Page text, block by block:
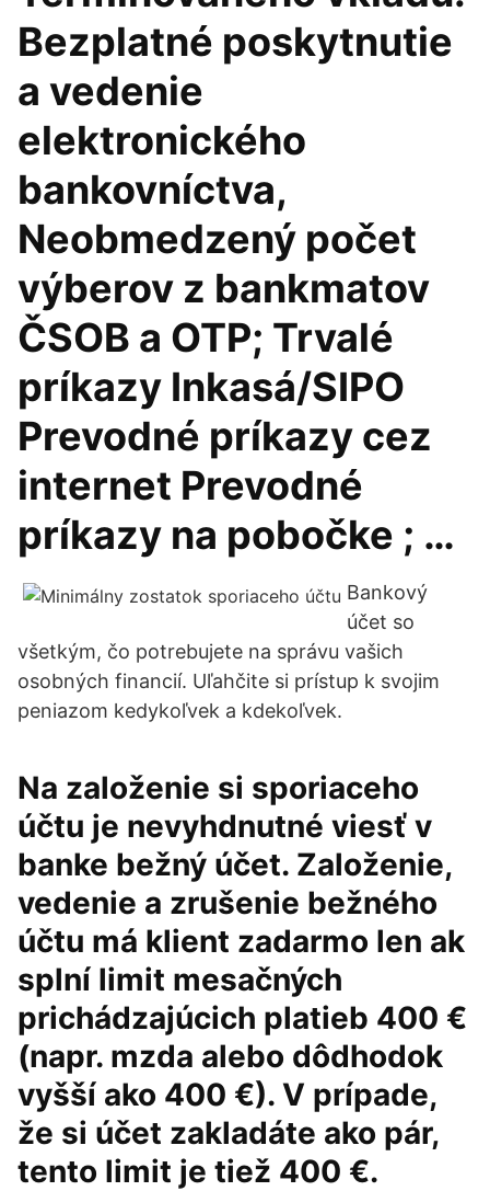
Bezplatné poskytnutie
a vedenie
elektronického
bankovníctva,
Neobmedzený počet
výberov z bankmatov
ČSOB a OTP; Trvalé
príkazy Inkasá/SIPO
Prevodné príkazy cez
internet Prevodné
príkazy na pobočke ; …
Bankový
účet so
všetkým, čo potrebujete na správu vašich
osobných financií. Uľahčite si prístup k svojim
peniazom kedykoľvek a kdekoľvek.
Na založenie si sporiaceho
účtu je nevyhdnutné viesť v
banke bežný účet. Založenie,
vedenie a zrušenie bežného
účtu má klient zadarmo len ak
splní limit mesačných
prichádzajúcich platieb 400 €
(napr. mzda alebo dôdhodok
vyšší ako 400 €). V prípade,
že si účet zakladáte ako pár,
tento limit je tiež 400 €.